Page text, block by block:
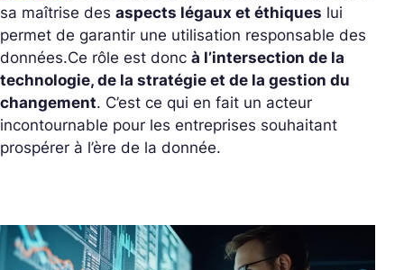
sa maîtrise des aspects légaux et éthiques lui
permet de garantir une utilisation responsable des
données.Ce rôle est donc à l’intersection de la
technologie, de la stratégie et de la gestion du
changement. C’est ce qui en fait un acteur
incontournable pour les entreprises souhaitant
prospérer à l’ère de la donnée.